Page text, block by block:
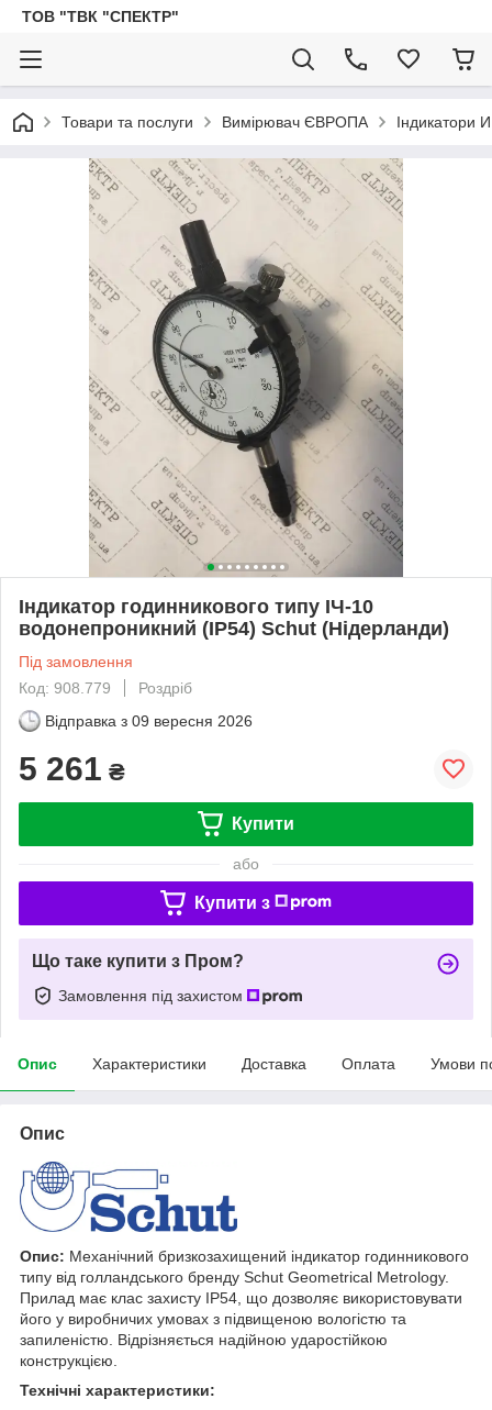
ТОВ "ТВК "СПЕКТР"
Товари та послуги Вимірювач ЄВРОПА Індикатори
Індикатор годинникового типу ІЧ-10
водонепроникний (IP54) Schut (Нідерланди)
Під замовлення
Код: 908.779
Роздріб
Відправка з 09 вересня 2026
5 261 ₴
Купити
або
Купити з
Що таке купити з Пром?
Замовлення під захистом
Опис Характеристики Доставка Оплата Умови
Опис
Опис: Механічний бризкозахищений індикатор годинникового
типу від голландського бренду Schut Geometrical Metrology.
Прилад має клас захисту IP54, що дозволяє використовувати
його у виробничих умовах з підвищеною вологістю та
запиленістю. Відрізняється надійною ударостійкою
конструкцією.
Технічні характеристики: